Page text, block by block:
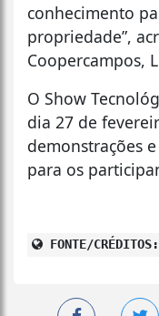
conhecimento
propriedade”,
Coopercampos,
O Show
dia 27 de
demonstrações
para os
FONTE/CRÉDITOS: